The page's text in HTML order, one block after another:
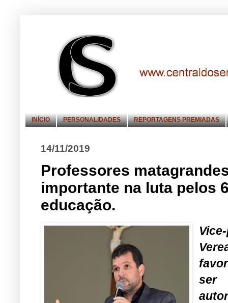
INÍCIO PERSONALIDADES REPORTAGENS PREMIADAS
14/11/2019
Professores
importante na luta pelos
educação.
ser